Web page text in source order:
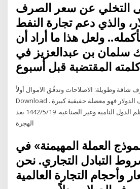
التخلي عن سعر الصرف
والذي دعم تجارة النفط
ولعل هذا ما أراد أن
سلمان بن عبدالعزيز في
شاقة وطويلة: الاصلاحات وتدفّق الاموال أولاً!
Download . اللقاح، اما عداد سعر صرف الدولار فهو معضلة حقيقية كبيرة
تاريخية في لبنان وفي معظم الدول النامية وغير الصناعية. 19‏‏/5‏‏/1442 بعد
الهجرة
العملة المهيمنة» في
التبادل التجاري. نحن
وأحجام التجارة العالمية